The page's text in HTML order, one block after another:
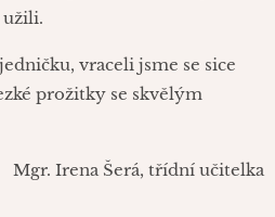
užili.
vraceli jsme se sice
prožitky se skvělým
Mgr. Irena Šerá, třídní učitelka